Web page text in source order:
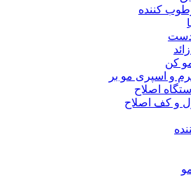
کننده
کن
و اسپری مو بر
اصلاح
و کف اصلاح